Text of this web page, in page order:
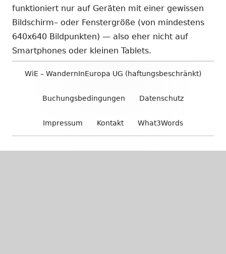
funktioniert nur auf Geräten mit einer gewissen
Bildschirm– oder Fenstergröße (von mindestens
640x640 Bildpunkten) — also eher nicht auf
Smartphones oder kleinen Tablets.
Footer
WiE – WandernInEuropa UG (haftungsbeschränkt)
Buchungsbedingungen Datenschutz
Impressum Kontakt What3Words